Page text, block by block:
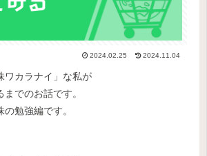
2024.02.25 2024.11.04
ワカラナイ」な私が
でのお話です。
勉強編です。